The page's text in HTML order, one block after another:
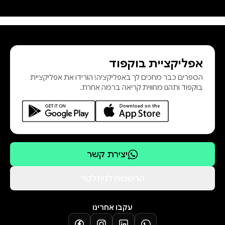
חוברים יחד ליצירה בלתי נשכחת
עמוק בלב הקוראים זמן רב לאחר תום
המסע.
אפליקציית בוקפוד
הספרים כבר מחכים לך באפליקציה! הורידו את אפליקציית
בוקפוד ותהנו מחווית קריאה ברמה אחרת.
יצירת קשר
עקבו אחרינו